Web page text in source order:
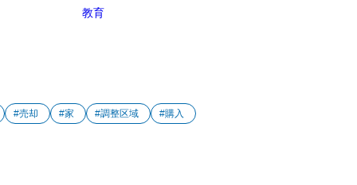
教育
#売却 #家 #調整区域 #購入